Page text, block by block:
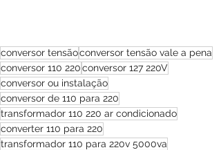
conversor tensãoconversor tensão vale a pena
conversor 110 220conversor 127 220V
conversor ou instalação
conversor de 110 para 220
transformador 110 220 ar condicionado
converter 110 para 220
transformador 110 para 220v 5000va